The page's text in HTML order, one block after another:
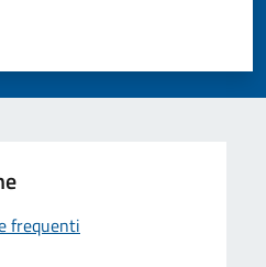
su 5
5
frequenti